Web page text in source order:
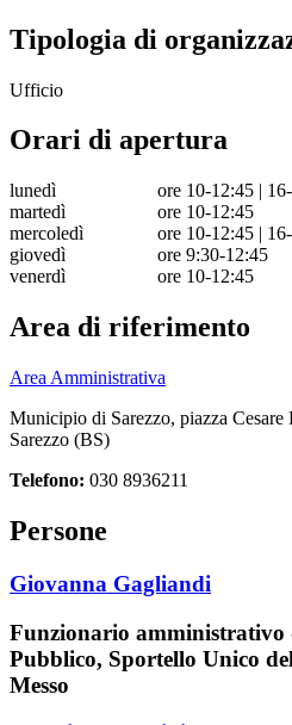
Tipologia di
Ufficio
Orari di apertura
lunedì
ore 10-12:45 |
martedì
ore 10-12:45
mercoledì
ore 10-12:45 |
giovedì
ore 9:30-12:45
venerdì
ore 10-12:45
Area di riferimento
Area Amministrativa
Municipio di Sarezzo, piazza Cesare
Sarezzo (BS)
Telefono: 030 8936211
Persone
Giovanna Gagliandi
Funzionario amministrativo
Pubblico, Sportello Unico
Messo